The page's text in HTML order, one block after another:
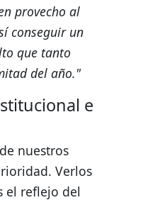
provecho al
conseguir un
que tanto
del año."
e
nuestros
Verlos
el reflejo del